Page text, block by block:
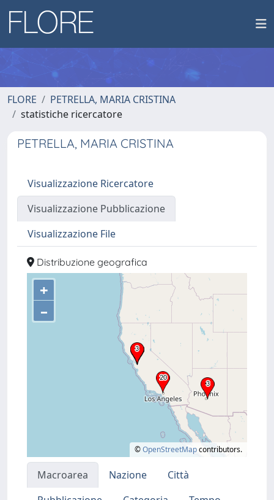
FLORE
PETRELLA, MARIA CRISTINA
statistiche ricercatore
PETRELLA, MARIA CRISTINA
Visualizzazione Ricercatore
Visualizzazione Pubblicazione
Visualizzazione File
Distribuzione geografica
+
–
©OpenStreetMapcontributors.
Macroarea Nazione
Città